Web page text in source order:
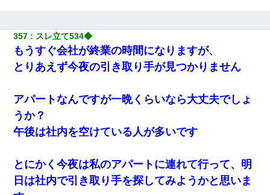
357 スレ立て534◆
もうすぐ会社が終業の時間になりますが、
とりあえず今夜の引き取り手が見つかりません
アパートなんですが一晩くらいなら大丈夫でしょ
うか？
午後は社内を空けている人が多いです
とにかく今夜は私のアパートに連れて行って、明
日は社内で引き取り手を探してみようかと思いま